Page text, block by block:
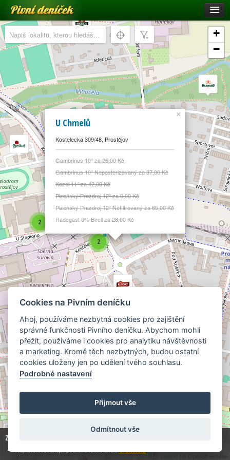
Pivní deníček
Restaurace a hospody
Pivní mapa
Pivní značky
Nápověda
Přihlásit se
Registrace
2
2
U Chmelů
Kostelecká 309/48, Prostějov
Gambrinus 10° za 26,00 Kč
Gambrinus 10° Nepasterizovaný za 37,00 Kč
Kozel 11° za 42,00 Kč
Plzeňský Prazdroj 12° za 0,00 Kč
Plzeňský Prazdroj 12° Nefiltrovaný za 65,00 Kč
Radegast 0% Birell za 28,00 Kč
×
+
−
Zobrazuji
U Chmelů
Cookies na Pivním deníčku
Ahoj, používáme nezbytná cookies pro zajištění
správné funkčnosti Pivního deníčku. Abychom mohli
přežít, používáme i cookies pro analytiku návštěvnosti
a marketing. Kromě těch nezbytných, budou ostatní
cookies uloženy jen po udělení tvého souhlasu.
Podrobné nastavení
Přijmout vše
Odmítnout vše